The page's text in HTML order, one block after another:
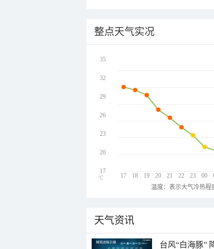
整点天气实况
17 18 19 20 21 22 23 00
35
32
29
26
23
20
17
℃
温度：表示大气冷热程
天气资讯
台风“白海豚”